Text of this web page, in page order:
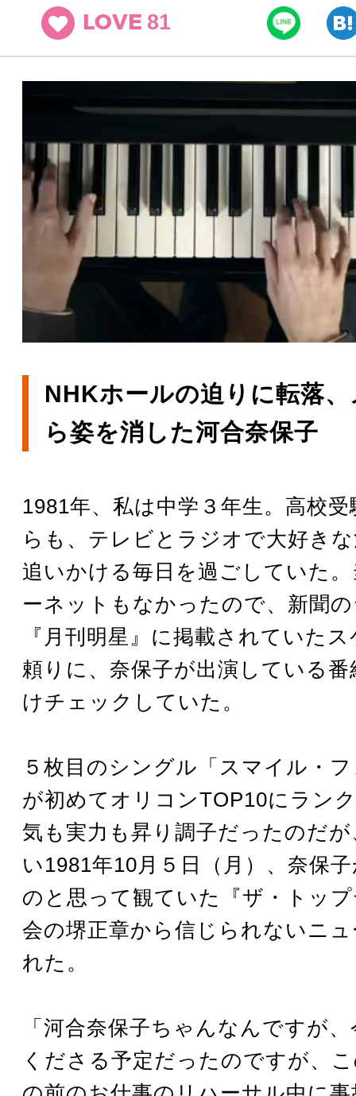
LOVE 81
NHKホールの迫りに転落
ら姿を消した河合奈保子
1981年、私は中学３年生。高校
らも、テレビとラジオで大好き
追いかける毎日を過ごしていた
ーネットもなかったので、新聞
『月刊明星』に掲載されていた
頼りに、奈保子が出演している
けチェックしていた。
５枚目のシングル「スマイル・
が初めてオリコンTOP10にラン
気も実力も昇り調子だったのだ
い1981年10月５日（月）、奈保
のと思って観ていた『ザ・トッ
会の堺正章から信じられないニ
れた。
「河合奈保子ちゃんなんですが
くださる予定だったのですが、